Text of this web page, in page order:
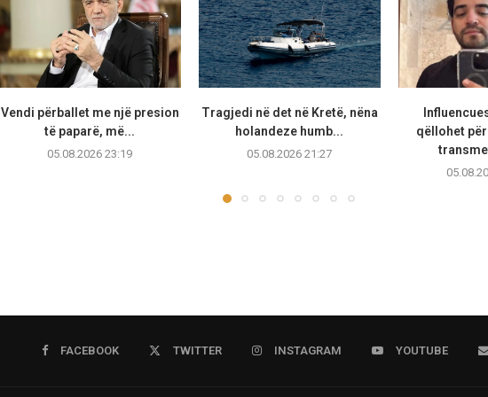
Vendi përballet me një presion
të paparë, më...
05.08.2026 23:19
Tragjedi në det në Kretë, nëna
holandeze humb...
05.08.2026 21:27
qëllohet
FACEBOOK TWITTER INSTAGRAM YOUTUBE